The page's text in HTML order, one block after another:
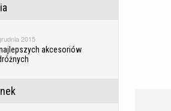
2015
akcesoriów